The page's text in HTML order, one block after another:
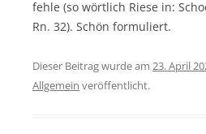
fehle (so wörtlich Riese in:
Rn. 32). Schön formuliert.
Dieser Beitrag wurde am 23. April
Allgemein veröffentlicht.